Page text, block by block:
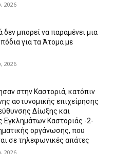
2026
δεν μπορεί να παραμένει μια
για τα Άτομα με
2026
στην Καστοριά, κατόπιν
αστυνομικής επιχείρησης
Δίωξης και
Εγκλημάτων Καστοριάς -2-
οργάνωσης, που
σε τηλεφωνικές απάτες
2026